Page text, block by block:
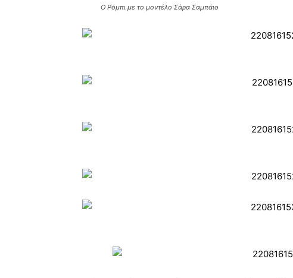
Ο Ρόμπι με το μοντέλο Σάρα Σαμπάιο